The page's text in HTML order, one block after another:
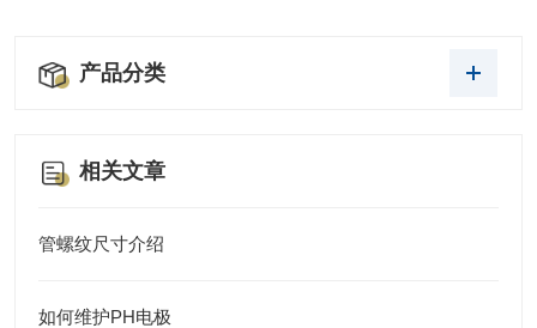
产品分类
相关文章
管螺纹尺寸介绍
如何维护PH电极